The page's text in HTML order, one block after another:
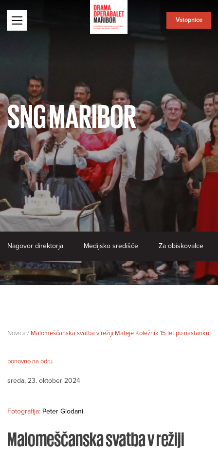
Vstopnice
SNG MARIBOR
Nagovor direktorja Medijsko središče Za obiskovalce
Novica / Malomeščanska svatba v režiji Mateje Koležnik 15 let po nastanku
ponovno na odru
sreda, 23. oktober 2024
Malomeščanska svatba v režiji
Fotografija: Peter Giodani